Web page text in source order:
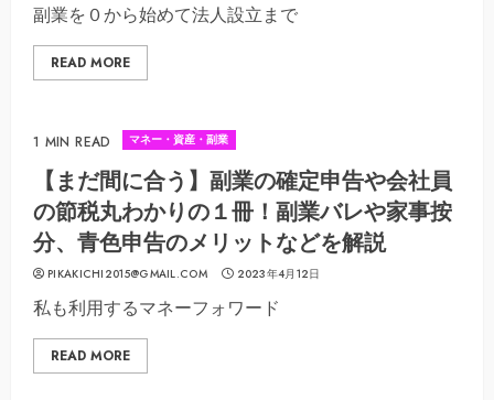
副業を０から始めて法人設立まで
READ MORE
1 MIN READ マネー・資産・副業
【まだ間に合う】副業の確定申告や会社員
の節税丸わかりの１冊！副業バレや家事按
分、青色申告のメリットなどを解説
PIKAKICHI2015@GMAIL.COM 2023年4月12日
私も利用するマネーフォワード
READ MORE